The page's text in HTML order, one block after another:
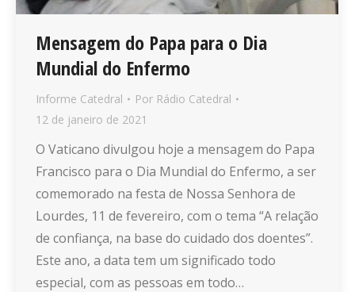
Mensagem do Papa para o Dia
Mundial do Enfermo
Informe Catedral Por Rádio Catedral
12 de janeiro de 2021
O Vaticano divulgou hoje a mensagem do Papa
Francisco para o Dia Mundial do Enfermo, a ser
comemorado na festa de Nossa Senhora de
Lourdes, 11 de fevereiro, com o tema “A relação
de confiança, na base do cuidado dos doentes”.
Este ano, a data tem um significado todo
especial, com as pessoas em todo…